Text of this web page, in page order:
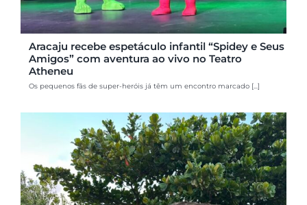
Aracaju recebe espetáculo infantil “Spidey e Seus
Amigos” com aventura ao vivo no Teatro
Atheneu
Os pequenos fãs de super-heróis já têm um encontro marcado [...]